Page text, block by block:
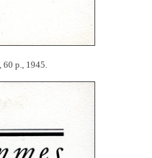
60 p., 1945.